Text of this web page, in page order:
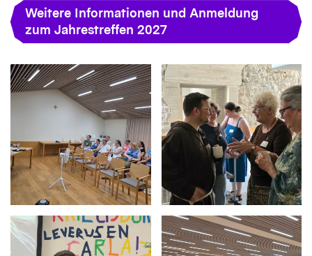
Weitere Informationen und Anmeldung
zum Jahrestreffen 2027